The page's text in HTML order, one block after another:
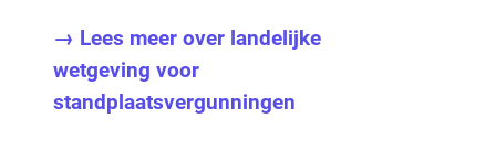
→ Lees meer over landelijke
wetgeving voor
standplaatsvergunningen